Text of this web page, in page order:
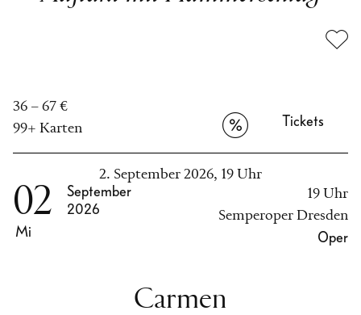
Tickets
36 – 67 €
99+ Karten
Carmen
2. September 2026, 19 Uhr
02
Mi
September
2026
19 Uhr
Semperoper Dresden
Oper